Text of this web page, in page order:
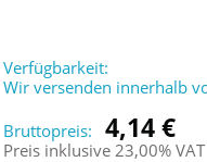
Verfügbarkeit:
Wir versenden innerhalb
Bruttopreis:
4,14 €
Preis inklusive 23,00% VAT